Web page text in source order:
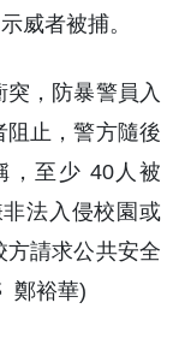
威者被捕。
，防暴警員入
止，警方隨後
，至少 40人被
法入侵校園或
請求公共安全
鄭裕華)